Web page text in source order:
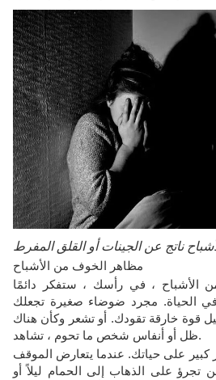
ناتج عن الجينات أو القلق المفرط
مظاهر الخوف من الأشباح
الأشباح ، في رأسك ، ستفكر دائمًا
الحياة. مجرد ضوضاء صغيرة تجعلك
قوة خارقة تقودك. أو تشعر وكأن هناك
ظل أو أنفاس شخص ما تحوم ، تشاهد.
كبير على حياتك. عندما يتعارض الموقف
تجرؤ على الذهاب إلى الحمام ليلاً أو